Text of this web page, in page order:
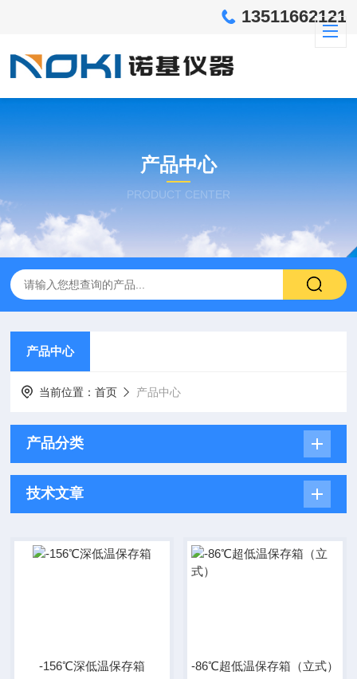
13511662121
产品中心
PRODUCT CENTER
产品中心
当前位置：首页 产品中心
产品分类
技术文章
-156℃深低温保存箱 -86℃超低温保存箱（立式）